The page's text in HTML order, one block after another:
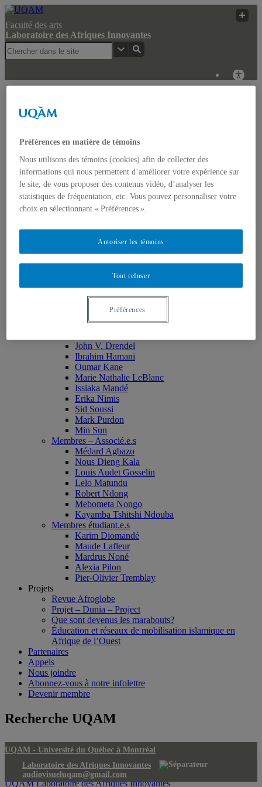
Faculté des arts
Laboratoire des Afriques Innovantes
Actualités
Colloque: REGARDS COMPARATISTES SUR LES
IMAGINAIRES NON-DOMINANTS EN AFRIQUE ET
DANS LES AMÉRIQUES
Accueil
Bulletin Bandung Spirit
Qui sommes-nous ?
Membres de l’UQÀM
Monia Abdallah
Jean-Jacques Bogui
Bonnie Campbell
John V. Drendel
Ibrahim Hamani
Oumar Kane
Marie Nathalie LeBlanc
Issiaka Mandé
Erika Nimis
Sid Soussi
Mark Purdon
Min Sun
Membres – Associé.e.s
Médard Agbazo
Nous Dieng Kala
Louis Audet Gosselin
Lelo Matundu
Robert Ndong
Mebometa Nongo
Kayamba Tshitshi Ndouba
Membres étudiant.e.s
Karim Diomandé
Maude Lafleur
Mardrus Noné
Alexia Pilon
Pier-Olivier Tremblay
Projets
Revue Afroglobe
Projet – Dunia – Project
Que sont devenus les marabouts?
Éducation et réseaux de mobilisation islamique en
Afrique de l’Ouest
Partenaires
Appels
Nous joindre
Abonnez-vous à notre infolettre
Devenir membre
Recherche UQAM
UQAM - Université du Québec à Montréal
Laboratoire des Afriques Innovantes
audiovisueluqam@gmail.com
UQAM Laboratoire des Afriques Innovantes
Préférences en matière de témoins
Nous utilisons des témoins (cookies) afin de collecter des
informations qui nous permettent d’améliorer votre expérience sur
le site, de vous proposer des contenus vidéo, d’analyser les
statistiques de fréquentation, etc. Vous pouvez personnaliser votre
choix en sélectionnant « Préférences ».
Tout refuser
Autoriser les témoins
Préférences